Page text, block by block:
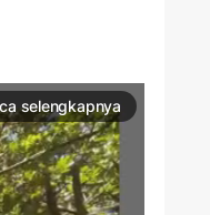
selengkapnya